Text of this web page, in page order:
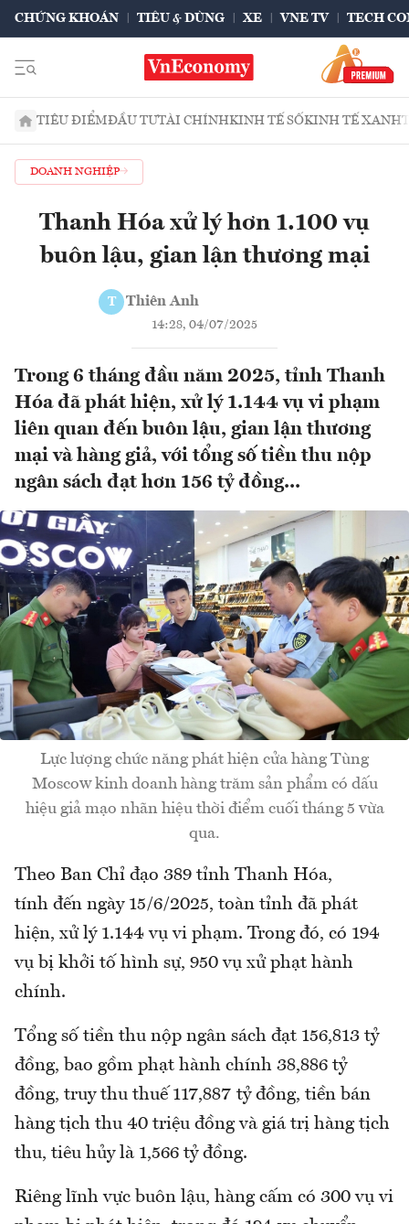
CHỨNG KHOÁN TIÊU & DÙNG XE VNE TV TECH
TIÊU ĐIỂMĐẦU TƯTÀI CHÍNHKINH TẾ SỐKINH TẾ XANH
DOANH NGHIỆP
Thanh Hóa xử lý hơn 1.100 vụ
buôn lậu, gian lận thương mại
T Thiên Anh
14:28, 04/07/2025
Trong 6 tháng đầu năm 2025, tỉnh Thanh
Hóa đã phát hiện, xử lý 1.144 vụ vi phạm
liên quan đến buôn lậu, gian lận thương
mại và hàng giả, với tổng số tiền thu nộp
ngân sách đạt hơn 156 tỷ đồng...
Lực lượng chức năng phát hiện cửa hàng Tùng
Moscow kinh doanh hàng trăm sản phẩm có dấu
hiệu giả mạo nhãn hiệu thời điểm cuối tháng 5 vừa
qua.
Theo Ban Chỉ đạo 389 tỉnh Thanh Hóa,
tính đến ngày 15/6/2025, toàn tỉnh đã phát
hiện, xử lý 1.144 vụ vi phạm. Trong đó, có 194
vụ bị khởi tố hình sự, 950 vụ xử phạt hành
chính.
Tổng số tiền thu nộp ngân sách đạt 156,813 tỷ
đồng, bao gồm phạt hành chính 38,886 tỷ
đồng, truy thu thuế 117,887 tỷ đồng, tiền bán
hàng tịch thu 40 triệu đồng và giá trị hàng tịch
thu, tiêu hủy là 1,566 tỷ đồng.
Riêng lĩnh vực buôn lậu, hàng cấm có 300 vụ vi